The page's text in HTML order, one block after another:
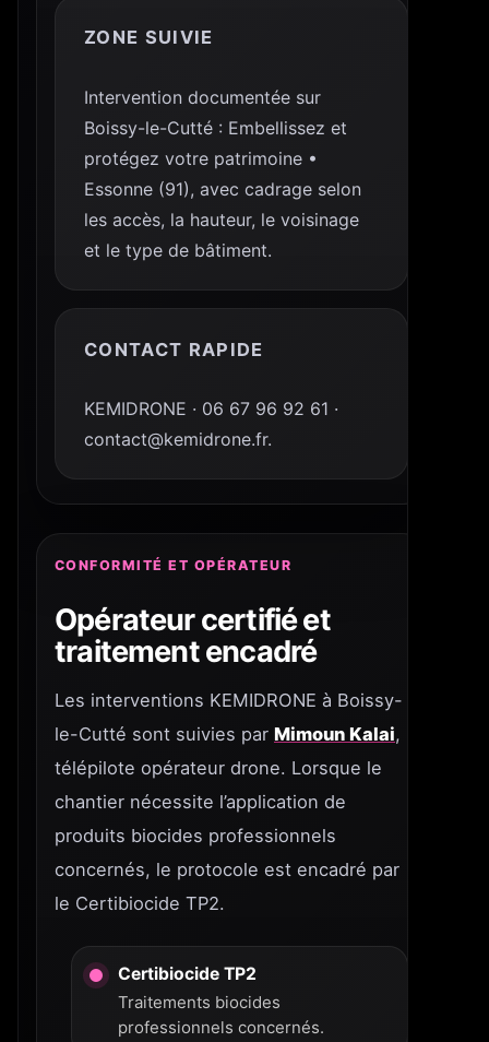
ZONE SUIVIE
Intervention documentée sur
Boissy-le-Cutté : Embellissez et
protégez votre patrimoine •
Essonne (91), avec cadrage selon
les accès, la hauteur, le voisinage
et le type de bâtiment.
CONTACT RAPIDE
KEMIDRONE · 06 67 96 92 61 ·
contact@kemidrone.fr.
CONFORMITÉ ET OPÉRATEUR
Opérateur certifié et
traitement encadré
Les interventions KEMIDRONE à Boissy-
le-Cutté sont suivies par Mimoun Kalai,
télépilote opérateur drone. Lorsque le
chantier nécessite l’application de
produits biocides professionnels
concernés, le protocole est encadré par
le Certibiocide TP2.
Certibiocide TP2
Traitements biocides
professionnels concernés.